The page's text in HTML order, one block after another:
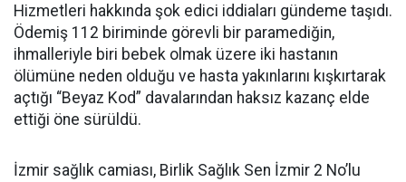
Hizmetleri hakkında şok edici iddiaları gündeme taşıdı.
Ödemiş 112 biriminde görevli bir paramediğin,
ihmalleriyle biri bebek olmak üzere iki hastanın
ölümüne neden olduğu ve hasta yakınlarını kışkırtarak
açtığı “Beyaz Kod” davalarından haksız kazanç elde
ettiği öne sürüldü.
İzmir sağlık camiası, Birlik Sağlık Sen İzmir 2 No’lu